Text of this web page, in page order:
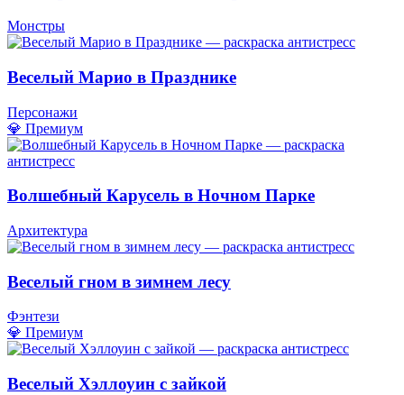
Монстры
Веселый Марио в Празднике
Персонажи
💎 Премиум
Волшебный Карусель в Ночном Парке
Архитектура
Веселый гном в зимнем лесу
Фэнтези
💎 Премиум
Веселый Хэллоуин с зайкой